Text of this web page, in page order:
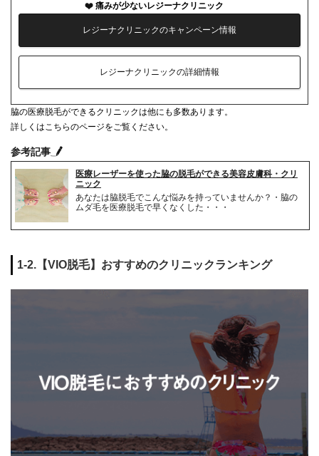
痛みが少ないレジーナクリニック
レジーナクリニックのキャンペーン情報
レジーナクリニックの詳細情報
脇の医療脱毛ができるクリニックは他にも多数あります。
詳しくはこちらのページをご覧ください。
参考記事
医療レーザーを使った脇の脱毛ができる美容皮膚科・クリ
ニック
あなたは脇脱毛でこんな悩みを持っていませんか？・脇の
ムダ毛を医療脱毛で早くなくした・・・
1-2.【VIO脱毛】おすすめのクリニックランキング